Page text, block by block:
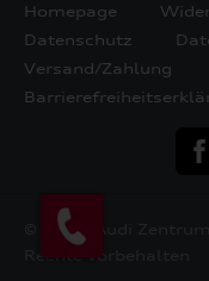
Homepage
Datenschutz
Versand/Zahlung
© 2026 Audi
Rechte vorbehalten